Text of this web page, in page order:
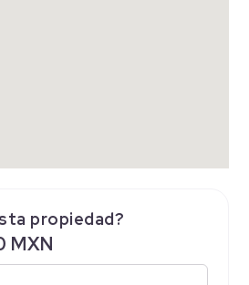
propiedad?
MXN